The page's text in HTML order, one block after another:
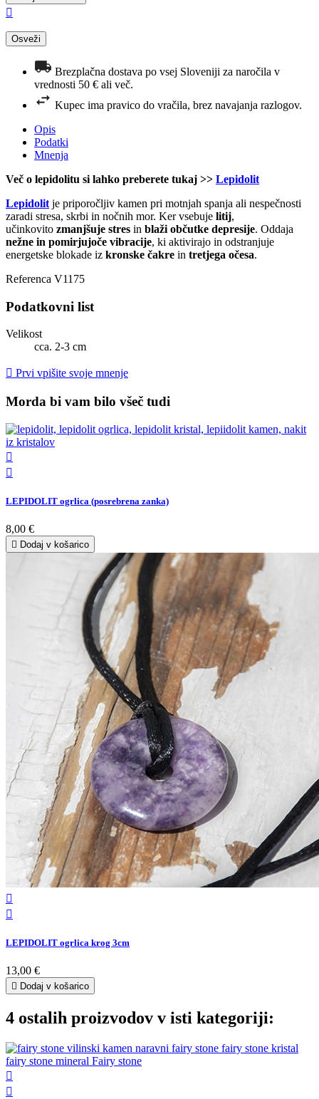

Brezplačna dostava po vsej Sloveniji za naročila v
vrednosti 50 € ali več.
Kupec ima pravico do vračila, brez navajanja razlogov.
Opis
Podatki
Mnenja
Več o lepidolitu si lahko preberete tukaj >> Lepidolit
Lepidolit je priporočljiv kamen pri motnjah spanja ali nespečnosti
zaradi stresa, skrbi in nočnih mor. Ker vsebuje litij,
učinkovito zmanjšuje stres in blaži občutke depresije. Oddaja
nežne in pomirjujoče vibracije, ki aktivirajo in odstranjuje
energetske blokade iz kronske čakre in tretjega očesa.
Referenca V1175
Podatkovni list
Velikost
cca. 2-3 cm
 Prvi vpišite svoje mnenje
Morda bi vam bilo všeč tudi


LEPIDOLIT ogrlica (posrebrena zanka)
8,00 €
 Dodaj v košarico


LEPIDOLIT ogrlica krog 3cm
13,00 €
 Dodaj v košarico
4 ostalih proizvodov v isti kategoriji:

